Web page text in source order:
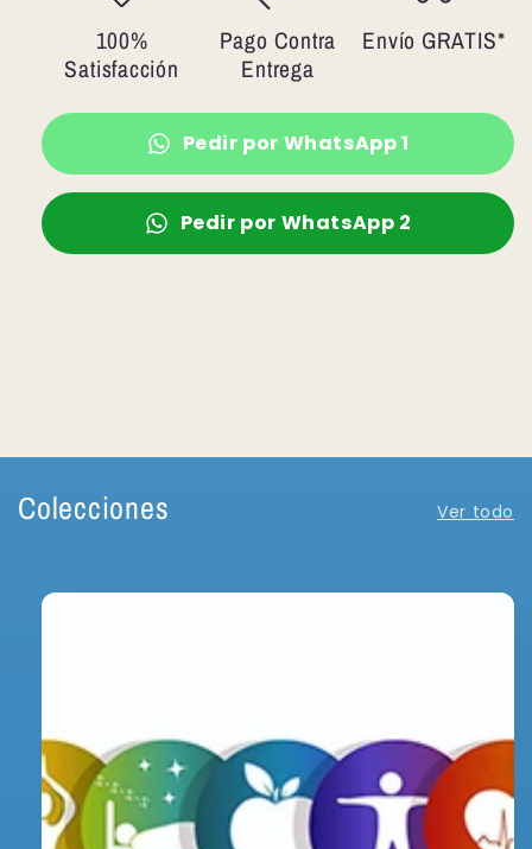
100%
Satisfacción
Pago Contra
Entrega
Envío GRATIS*
Pedir por WhatsApp 1
Pedir por WhatsApp 2
Colecciones Ver todo